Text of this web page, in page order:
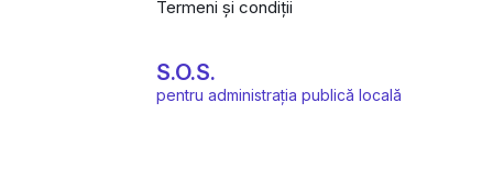
Termeni și condiții
S.O.S.
pentru administrația publică locală